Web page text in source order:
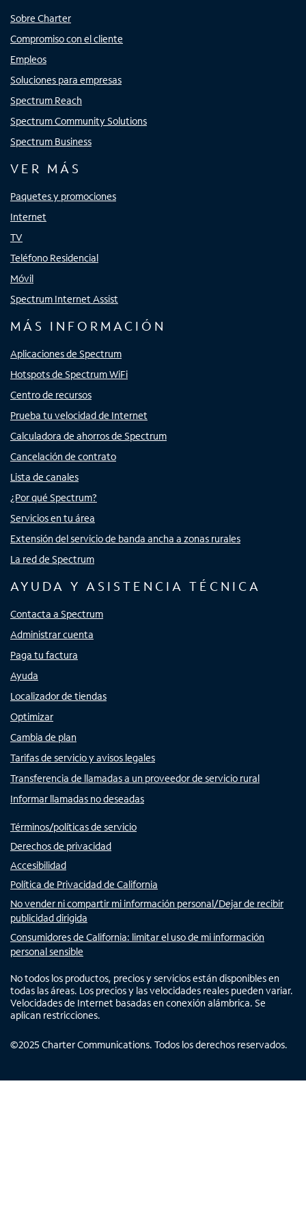
Sobre Charter
Compromiso con el cliente
Empleos
Soluciones para empresas
Spectrum Reach
Spectrum Community Solutions
Spectrum Business
VER MÁS
Paquetes y promociones
Internet
TV
Teléfono Residencial
Móvil
Spectrum Internet Assist
MÁS INFORMACIÓN
Aplicaciones de Spectrum
Hotspots de Spectrum WiFi
Centro de recursos
Prueba tu velocidad de Internet
Calculadora de ahorros de Spectrum
Cancelación de contrato
Lista de canales
¿Por qué Spectrum?
Servicios en tu área
Extensión del servicio de banda ancha a zonas rurales
La red de Spectrum
AYUDA Y ASISTENCIA TÉCNICA
Contacta a Spectrum
Administrar cuenta
Paga tu factura
Ayuda
Localizador de tiendas
Optimizar
Cambia de plan
Tarifas de servicio y avisos legales
Transferencia de llamadas a un proveedor de servicio rural
Informar llamadas no deseadas
Términos/políticas de servicio
Derechos de privacidad
Accesibilidad
Política de Privacidad de California
No vender ni compartir mi información personal/Dejar de recibir
publicidad dirigida
Consumidores de California: limitar el uso de mi información
personal sensible
No todos los productos, precios y servicios están disponibles en
todas las áreas. Los precios y las velocidades reales pueden variar.
Velocidades de Internet basadas en conexión alámbrica. Se
aplican restricciones.
©2025 Charter Communications. Todos los derechos reservados.